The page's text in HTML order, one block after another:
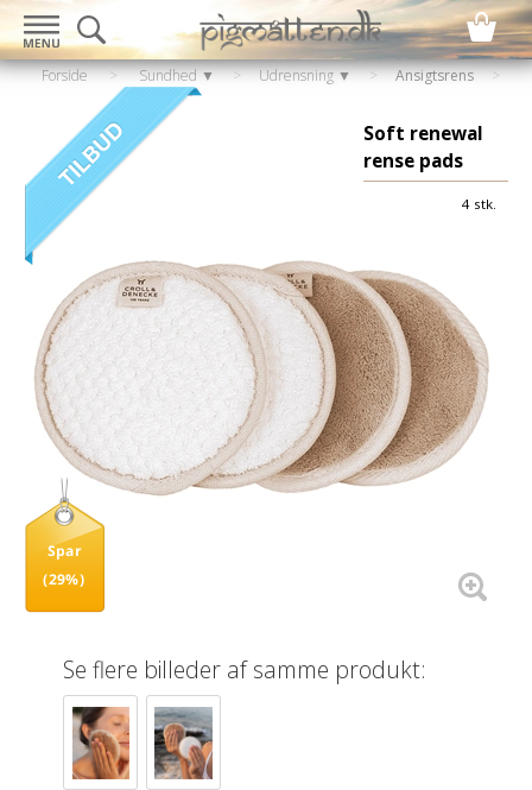
Forside > Sundhed ▼ > Udrensning ▼ > Ansigtsrens
Soft renewal
rense pads
4 stk.
Spar
(29%)
Se flere billeder af samme produkt: